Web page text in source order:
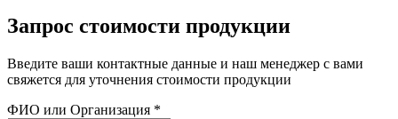
Запрос стоимости продукции
Введите ваши контактные данные и наш менеджер с вами
свяжется для уточнения стоимости продукции
ФИО или Организация *